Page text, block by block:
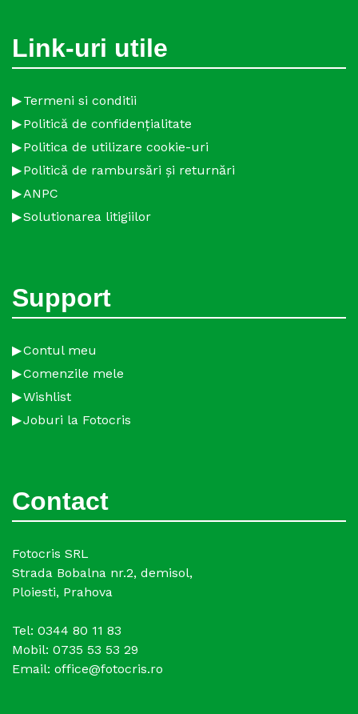
Link-uri utile
Termeni si conditii
Politică de confidențialitate
Politica de utilizare cookie-uri
Politică de rambursări și returnări
ANPC
Solutionarea litigiilor
Support
Contul meu
Comenzile mele
Wishlist
Joburi la Fotocris
Contact
Fotocris SRL
Strada Bobalna nr.2, demisol,
Ploiesti, Prahova
Tel: 0344 80 11 83
Mobil: 0735 53 53 29
Email: office@fotocris.ro